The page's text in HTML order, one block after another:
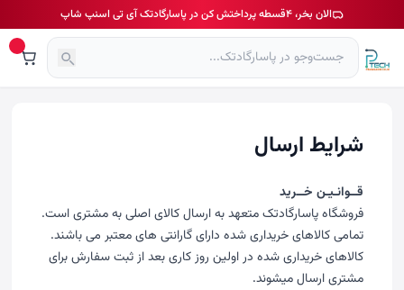
الان بخر، ۴قسطه پرداختش کن در پاسارگادتک آی تی اسنپ شاپ
شرایط ارسال
قــوانـیـن خــرید
فروشگاه پاسارگادتک متعهد به ارسال کالای اصلی به مشتری است.
تمامی کالاهای خریداری شده دارای گارانتی های معتبر می باشند.
کالاهای خریداری شده در اولین روز کاری بعد از ثبت سفارش برای
مشتری ارسال میشوند.